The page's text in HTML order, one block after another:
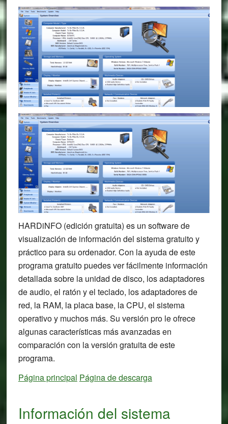
HARDiNFO (edición gratuita) es un software de
visualización de información del sistema gratuito y
práctico para su ordenador. Con la ayuda de este
programa gratuito puedes ver fácilmente información
detallada sobre la unidad de disco, los adaptadores
de audio, el ratón y el teclado, los adaptadores de
red, la RAM, la placa base, la CPU, el sistema
operativo y muchos más. Su versión pro le ofrece
algunas características más avanzadas en
comparación con la versión gratuita de este
programa.
Página principal Página de descarga
Información del sistema